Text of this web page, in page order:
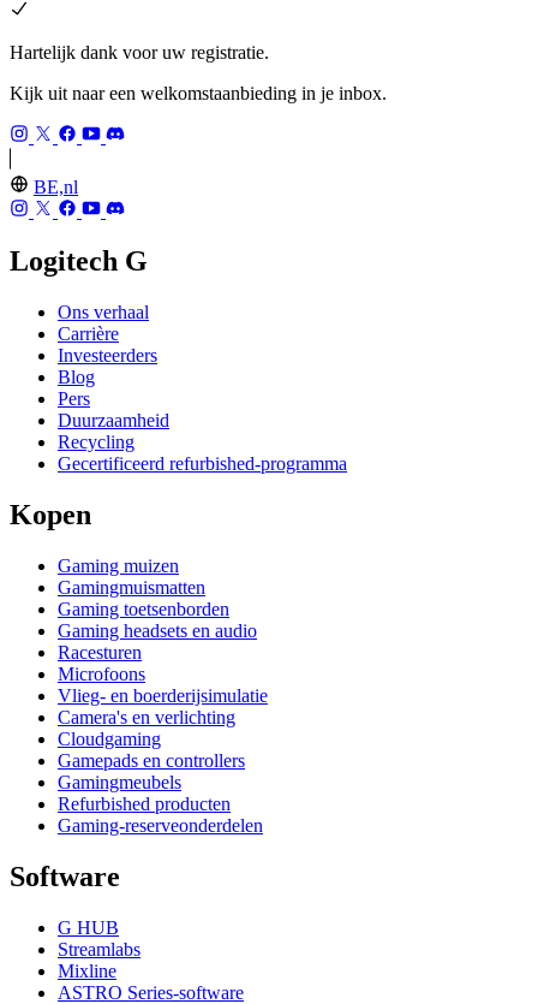
Hartelijk dank voor uw registratie.
Kijk uit naar een welkomstaanbieding in je inbox.
BE,nl
Logitech G
Ons verhaal
Carrière
Investeerders
Blog
Pers
Duurzaamheid
Recycling
Gecertificeerd refurbished-programma
Kopen
Gaming muizen
Gamingmuismatten
Gaming toetsenborden
Gaming headsets en audio
Racesturen
Microfoons
Vlieg- en boerderijsimulatie
Camera's en verlichting
Cloudgaming
Gamepads en controllers
Gamingmeubels
Refurbished producten
Gaming-reserveonderdelen
Software
G HUB
Streamlabs
Mixline
ASTRO Series-software